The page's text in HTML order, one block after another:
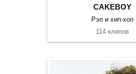
CAKEBOY
Рэп и хип-хоп
114 клипов